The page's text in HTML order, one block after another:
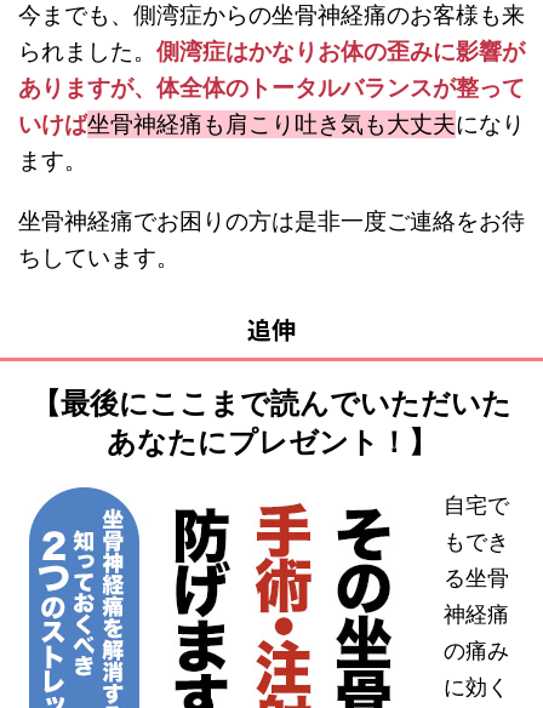
今までも、側湾症からの坐骨神経痛のお客様も来
られました。 側湾症はかなりお体の歪みに影響が
ありますが、体全体のトータルバランスが整って
いけば坐骨神経痛も肩こり吐き気も大丈夫になり
ます。
坐骨神経痛でお困りの方は是非一度ご連絡をお待
ちしています。
追伸
【最後にここまで読んでいただいた
あなたにプレゼント！】
自宅で
もでき
る坐骨
神経痛
の痛み
に効く